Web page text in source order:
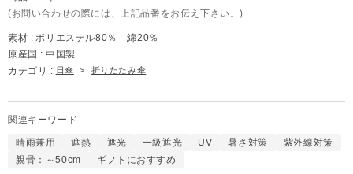
(お問い合わせの際には、上記品番をお伝え下さい。)
素材 : ポリエステル80％ 綿20％
原産国 : 中国製
カテゴリ : 日傘 > 折りたたみ傘
関連キーワード
晴雨兼用 遮熱 遮光 一級遮光 UV 暑さ対策
紫外線対策
親骨：～50cm
ギフトにおすすめ